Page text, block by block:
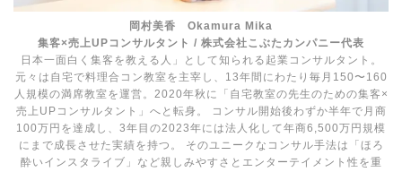
岡村美香 Okamura Mika
集客×売上UPコンサルタント / 株式会社こぶたカンパニー代表
日本一面白く集客を教える人」として知られる起業コンサルタント。
元々は自宅で料理合コン教室を主宰し、13年間にわたり毎月150〜160
人規模の満席教室を運営。2020年秋に「自宅教室の先生のための集客×
売上UPコンサルタント」へと転身。 コンサル開始後わずか半年で月商
100万円を達成し、3年目の2023年には法人化して年商6,500万円規模
にまで成⻑させた実績を持つ。 そのユニークなコンサル手法は「ほろ
酔いインスタライブ」など親しみやすさとエンターテイメント性を重